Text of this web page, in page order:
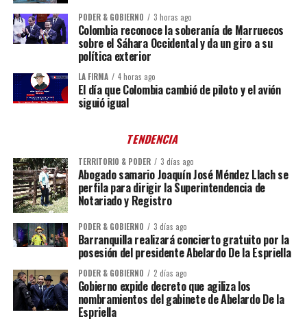
PODER & GOBIERNO 3 horas ago
Colombia reconoce la soberanía de Marruecos
sobre el Sáhara Occidental y da un giro a su
política exterior
LA FIRMA 4 horas ago
El día que Colombia cambió de piloto y el avión
siguió igual
TENDENCIA
TERRITORIO & PODER 3 días ago
Abogado samario Joaquín José Méndez Llach se
perfila para dirigir la Superintendencia de
Notariado y Registro
PODER & GOBIERNO 3 días ago
Barranquilla realizará concierto gratuito por la
posesión del presidente Abelardo De la Espriella
PODER & GOBIERNO 2 días ago
Gobierno expide decreto que agiliza los
nombramientos del gabinete de Abelardo De la
Espriella